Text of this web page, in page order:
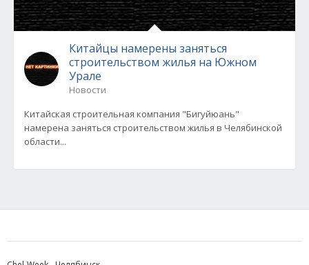
Китайцы намерены заняться
строительством жилья на Южном
Урале
Новости
Китайская строительная компания "Бигуйюань"
намерена заняться строительством жилья в Челябинской
области...